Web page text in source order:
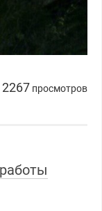
2267 просмотров